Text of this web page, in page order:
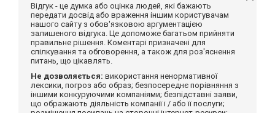
Відгук - це думка або оцінка людей, які бажають
передати досвід або враження іншим користувачам
нашого сайту з обов'язковою аргументацією
залишеного відгука. Це допоможе багатьом прийняти
правильне рішення. Коментарі призначені для
спілкування та обговорення, а також для роз'яснення
питань, що цікавлять.
Не дозволяється: використання ненормативної
лексики, погроз або образ; безпосереднє порівняння з
іншими конкуруючими компаніями; безпідставні заяви,
що ображають діяльність компанії і / або її послуги;